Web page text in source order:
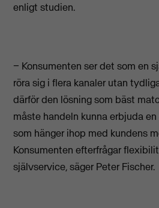
enligt studien.
− Konsumenten ser det som en
röra sig i flera kanaler utan
därför den lösning som bäst
måste handeln kunna erbjuda
som hänger ihop med kundens
Konsumenten efterfrågar
självservice, säger Peter Fischer.